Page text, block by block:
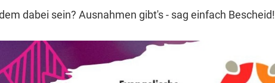
dabei sein? Ausnahmen gibt's - sag einfach Bescheid!